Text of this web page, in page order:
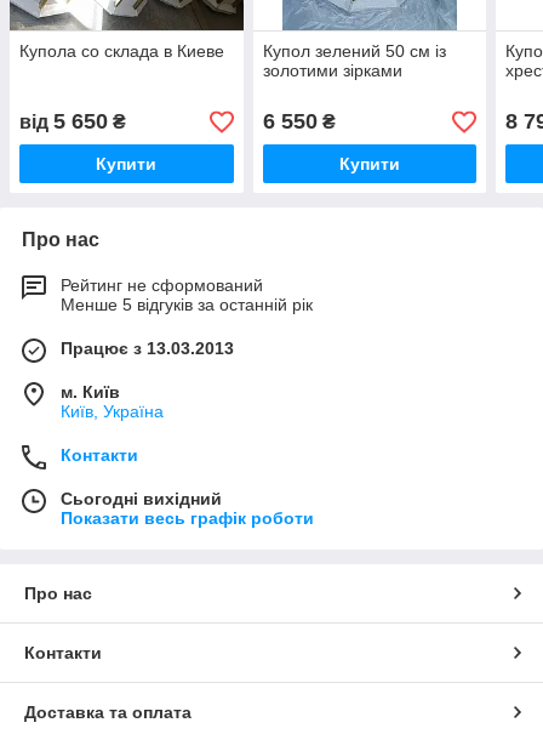
Купола со склада в Киеве
від 5 650 ₴
Купити
Купол зелений 50 см із
золотими зірками
6 550₴
Купити
8
Про нас
Рейтинг не сформований
Менше 5 відгуків за останній рік
Працює з 13.03.2013
м. Київ
Київ, Україна
Контакти
Сьогодні вихідний
Показати весь графік роботи
Про нас
Контакти
Доставка та оплата